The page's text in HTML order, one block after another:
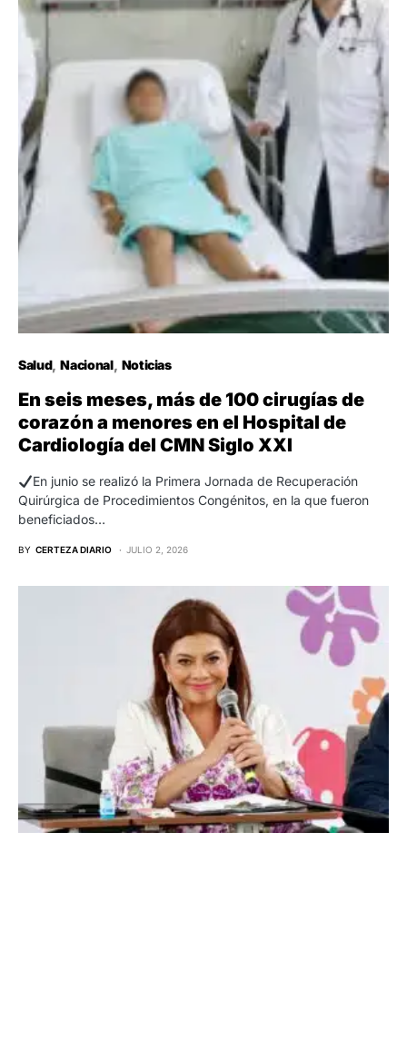
Salud Nacional Noticias
En seis meses, más de 100 cirugías de
corazón a menores en el Hospital de
Cardiología del CMN Siglo XXI
En junio se realizó la Primera Jornada de Recuperación
Quirúrgica de Procedimientos Congénitos, en la que fueron
beneficiados…
BY CERTEZA DIARIO JULIO 2, 2026